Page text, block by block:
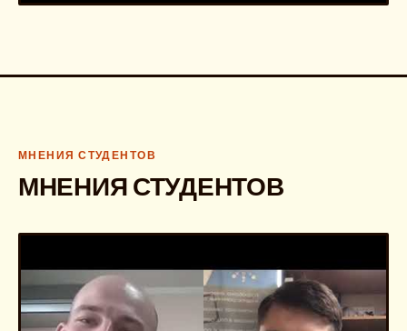
МНЕНИЯ СТУДЕНТОВ
МНЕНИЯ СТУДЕНТОВ